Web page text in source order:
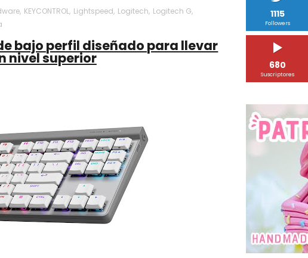
, KEYCONTROL, Lightspeed, Logitech, Logitech G,
bajo perfil diseñado para llevar
nivel superior
1115
Followers
680
Suscriptores